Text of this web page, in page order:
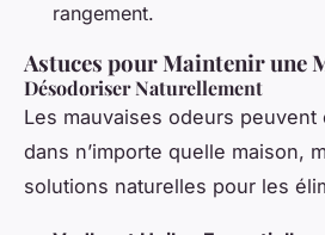
rangement.
Astuces pour Maintenir une
Désodoriser Naturellement
Les mauvaises odeurs peuvent
dans n’importe quelle maison,
solutions naturelles pour les